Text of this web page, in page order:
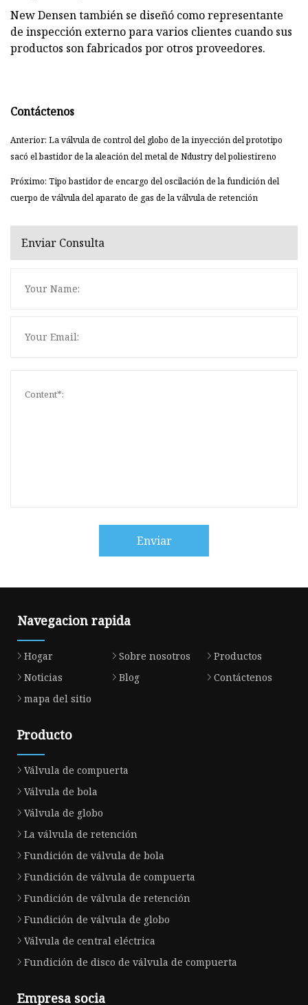
New Densen también se diseñó como representante
de inspección externo para varios clientes cuando sus
productos son fabricados por otros proveedores.
Contáctenos
Anterior: La válvula de control del globo de la inyección del prototipo
sacó el bastidor de la aleación del metal de Ndustry del poliestireno
Próximo: Tipo bastidor de encargo del oscilación de la fundición del
cuerpo de válvula del aparato de gas de la válvula de retención
Enviar Consulta
Enviar
Navegacion rapida
Hogar Sobre nosotros
Productos
Noticias
Blog
Contáctenos
mapa del sitio
Producto
Válvula de compuerta
Válvula de bola
Válvula de globo
La válvula de retención
Fundición de válvula de bola
Fundición de válvula de compuerta
Fundición de válvula de retención
Fundición de válvula de globo
Válvula de central eléctrica
Fundición de disco de válvula de compuerta
Empresa socia